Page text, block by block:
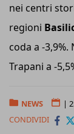
nei centri
regioni
coda a -
Trapani a -
NEWS |
CONDIVIDI